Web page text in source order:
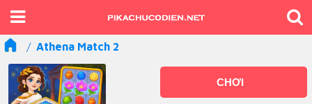
Athena Match 2
CHƠI